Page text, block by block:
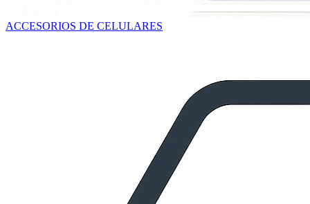
ACCESORIOS DE CELULARES